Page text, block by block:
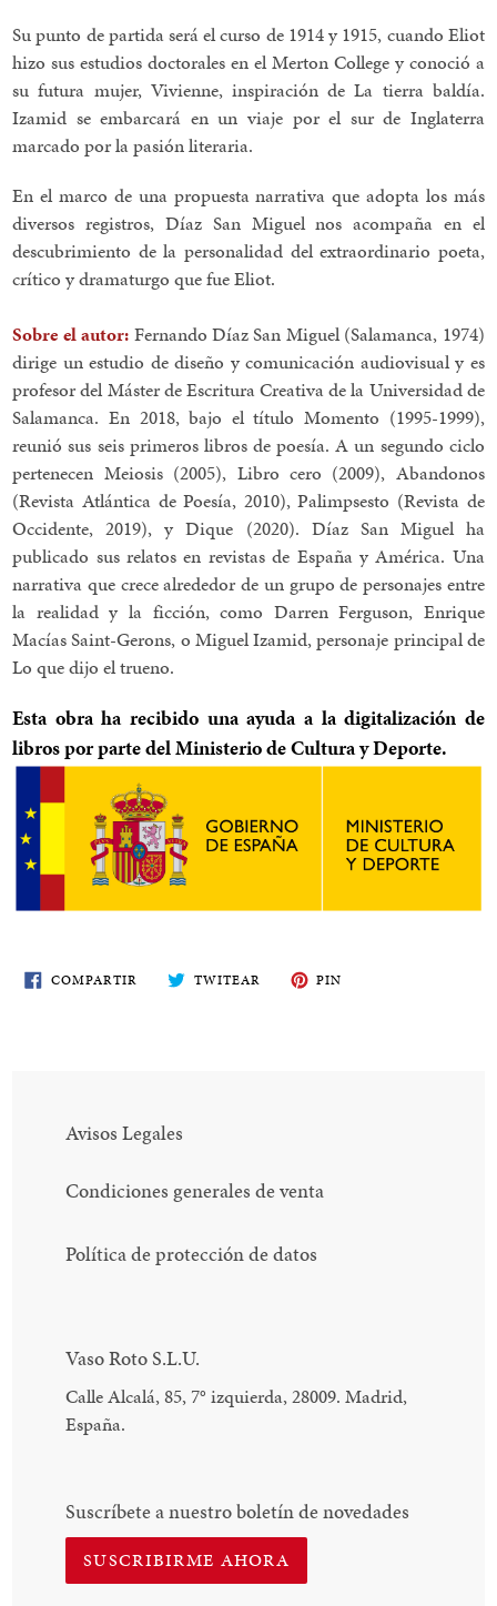
Su punto de partida será el curso de 1914 y 1915, cuando Eliot
hizo sus estudios doctorales en el Merton College y conoció a
su futura mujer, Vivienne, inspiración de La tierra baldía.
Izamid se embarcará en un viaje por el sur de Inglaterra
marcado por la pasión literaria.
En el marco de una propuesta narrativa que adopta los más
diversos registros, Díaz San Miguel nos acompaña en el
descubrimiento de la personalidad del extraordinario poeta,
crítico y dramaturgo que fue Eliot.
Sobre el autor: Fernando Díaz San Miguel (Salamanca, 1974)
dirige un estudio de diseño y comunicación audiovisual y es
profesor del Máster de Escritura Creativa de la Universidad de
Salamanca. En 2018, bajo el título Momento (1995-1999),
reunió sus seis primeros libros de poesía. A un segundo ciclo
pertenecen Meiosis (2005), Libro cero (2009), Abandonos
(Revista Atlántica de Poesía, 2010), Palimpsesto (Revista de
Occidente, 2019), y Dique (2020). Díaz San Miguel ha
publicado sus relatos en revistas de España y América. Una
narrativa que crece alrededor de un grupo de personajes entre
la realidad y la ficción, como Darren Ferguson, Enrique
Macías Saint-Gerons, o Miguel Izamid, personaje principal de
Lo que dijo el trueno.
Esta obra ha recibido una ayuda a la digitalización de
libros por parte del Ministerio de Cultura y Deporte.
COMPARTIR COMPARTE
EN
TWITEAR TWITEA
EN
PIN
Avisos Legales
Condiciones generales de venta
Política de protección de datos
Vaso Roto S.L.U.
Calle Alcalá, 85, 7° izquierda, 28009. Madrid,
España.
Suscríbete a nuestro boletín de novedades
SUSCRIBIRME AHORA